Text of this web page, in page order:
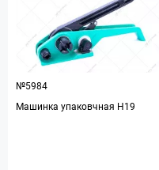
№5984
Машинка упаковчная Н19